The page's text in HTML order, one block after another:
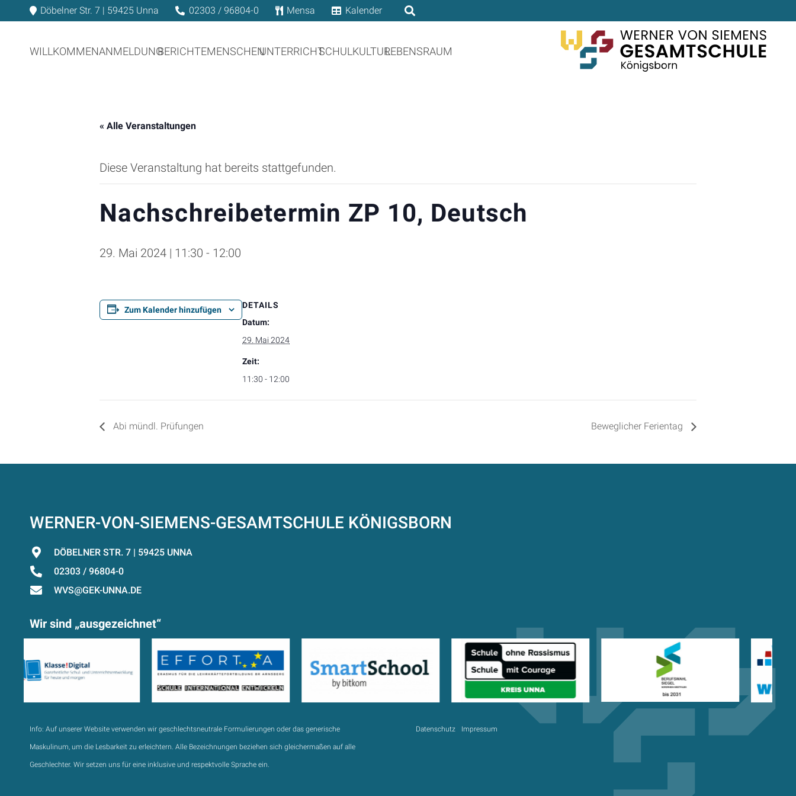
Döbelner Str. 7 | 59425 Unna 02303 / 96804-0 Mensa Kalender
WILLKOMMENANMELDUNGBERICHTEMENSCHENUNTERRICHTSCHULKULTURLEBENSRAUM
« Alle Veranstaltungen
Diese Veranstaltung hat bereits stattgefunden.
Nachschreibetermin ZP 10, Deutsch
29. Mai 2024 | 11:30 - 12:00
Zum Kalender hinzufügen
DETAILS
Datum:
29. Mai 2024
Zeit:
11:30 - 12:00
Abi mündl. Prüfungen Beweglicher Ferientag
WERNER-VON-SIEMENS-GESAMTSCHULE KÖNIGSBORN
DÖBELNER STR. 7 | 59425 UNNA
02303 / 96804-0
WVS@GEK-UNNA.DE
Wir sind „ausgezeichnet“
Info: Auf unserer Website verwenden wir geschlechtsneutrale Formulierungen oder das generische
Maskulinum, um die Lesbarkeit zu erleichtern. Alle Bezeichnungen beziehen sich gleichermaßen auf alle
Geschlechter. Wir setzen uns für eine inklusive und respektvolle Sprache ein.
Datenschutz Impressum